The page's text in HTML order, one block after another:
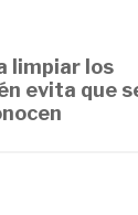
limpiar los
evita que